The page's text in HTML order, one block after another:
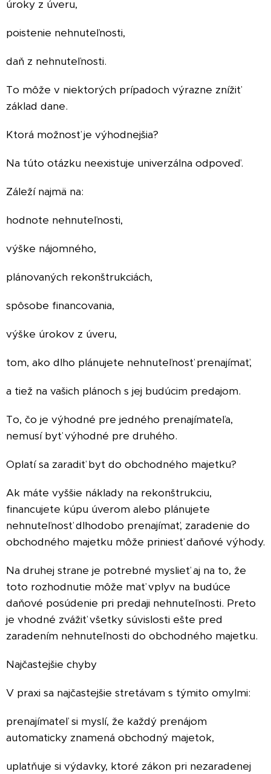
úroky z úveru,
poistenie nehnuteľnosti,
daň z nehnuteľnosti.
To môže v niektorých prípadoch výrazne znížiť
základ dane.
Ktorá možnosť je výhodnejšia?
Na túto otázku neexistuje univerzálna odpoveď.
Záleží najmä na:
hodnote nehnuteľnosti,
výške nájomného,
plánovaných rekonštrukciách,
spôsobe financovania,
výške úrokov z úveru,
tom, ako dlho plánujete nehnuteľnosť prenajímať,
a tiež na vašich plánoch s jej budúcim predajom.
To, čo je výhodné pre jedného prenajímateľa,
nemusí byť výhodné pre druhého.
Oplatí sa zaradiť byt do obchodného majetku?
Ak máte vyššie náklady na rekonštrukciu,
financujete kúpu úverom alebo plánujete
nehnuteľnosť dlhodobo prenajímať, zaradenie do
obchodného majetku môže priniesť daňové výhody.
Na druhej strane je potrebné myslieť aj na to, že
toto rozhodnutie môže mať vplyv na budúce
daňové posúdenie pri predaji nehnuteľnosti. Preto
je vhodné zvážiť všetky súvislosti ešte pred
zaradením nehnuteľnosti do obchodného majetku.
Najčastejšie chyby
V praxi sa najčastejšie stretávam s týmito omylmi:
prenajímateľ si myslí, že každý prenájom
automaticky znamená obchodný majetok,
uplatňuje si výdavky, ktoré zákon pri nezaradenej